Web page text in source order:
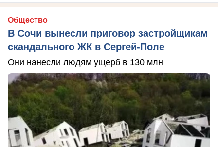
Общество
В Сочи вынесли приговор застройщикам
скандального ЖК в Сергей-Поле
Они нанесли людям ущерб в 130 млн